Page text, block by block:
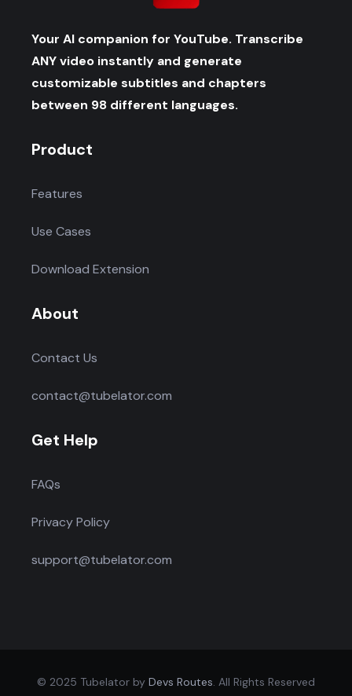
Your AI companion for YouTube. Transcribe
ANY video instantly and generate
customizable subtitles and chapters
between 98 different languages.
Product
Features
Use Cases
Download Extension
About
Contact Us
contact@tubelator.com
Get Help
FAQs
Privacy Policy
support@tubelator.com
© 2025 Tubelator by Devs Routes . All Rights Reserved